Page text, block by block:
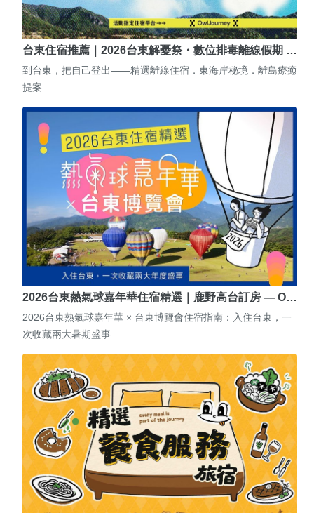
台東住宿推薦｜2026台東解憂祭・數位排毒離線假期 …
到台東，把自己登出——精選離線住宿．東海岸秘境．離島療癒
提案
2026台東熱氣球嘉年華住宿精選｜鹿野高台訂房 — O…
2026台東熱氣球嘉年華 × 台東博覽會住宿指南：入住台東，一
次收藏兩大暑期盛事